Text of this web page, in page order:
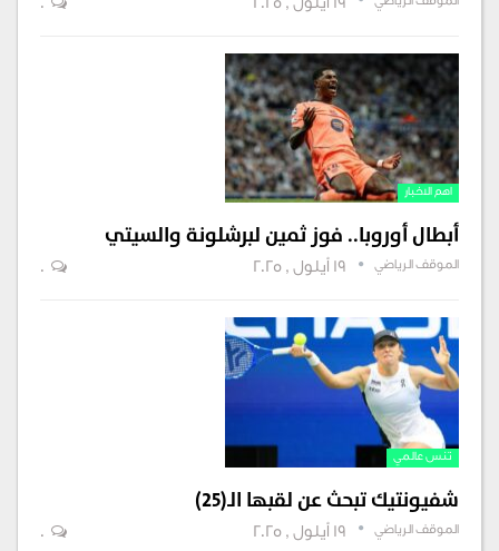
الموقف الرياضي 19 أيلول , 2025 0
اهم الاخبار
أبطال أوروبا.. فوز ثمين لبرشلونة والسيتي
الموقف الرياضي 19 أيلول , 2025 0
تنس عالمي
شفيونتيك تبحث عن لقبها الـ(25)
الموقف الرياضي 19 أيلول , 2025 0